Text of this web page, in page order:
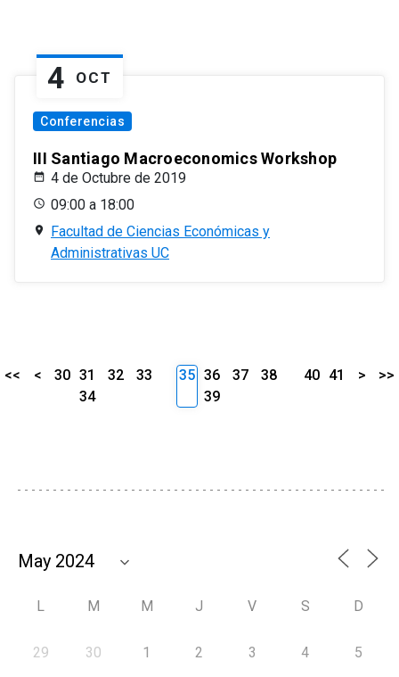
4 OCT
Conferencias
III Santiago Macroeconomics Workshop
4 de Octubre de 2019
09:00 a 18:00
Facultad de Ciencias Económicas y
Administrativas UC
<< < 30 31 32
33
34
35 36 37
38
39
40 41 > >>
L M M J V S D
29 30 1 2 3 4 5